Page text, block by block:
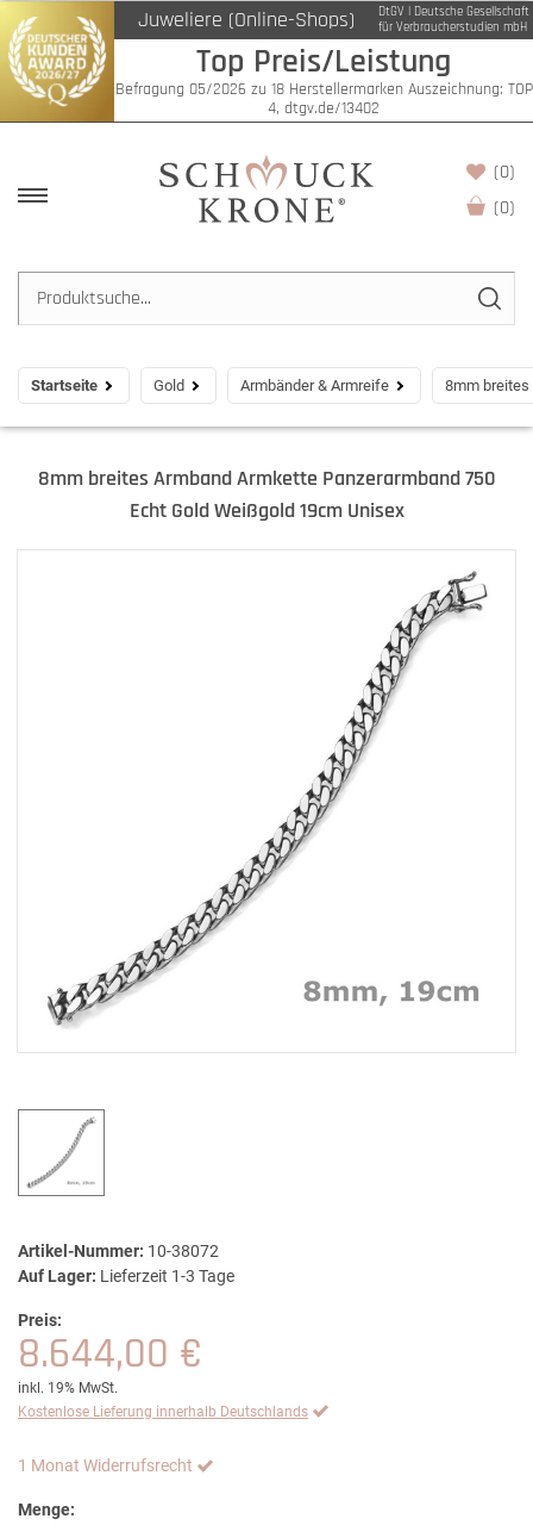
Juweliere (Online-Shops)
DtGV | Deutsche Gesellschaft
für Verbraucherstudien mbH
Top Preis/Leistung
Befragung 05/2026 zu 18 Herstellermarken Auszeichnung: TOP
4, dtgv.de/13402
(0)
(0)
Startseite Gold Armbänder & Armreife 8mm breites
8mm breites Armband Armkette Panzerarmband 750
Echt Gold Weißgold 19cm Unisex
Artikel-Nummer: 10-38072
Auf Lager: Lieferzeit 1-3 Tage
Preis:
8.644,00 €
inkl. 19% MwSt.
Kostenlose Lieferung innerhalb Deutschlands
1 Monat Widerrufsrecht
Menge: